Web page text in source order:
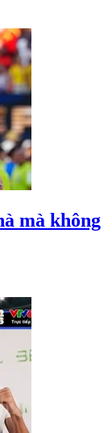
mà không